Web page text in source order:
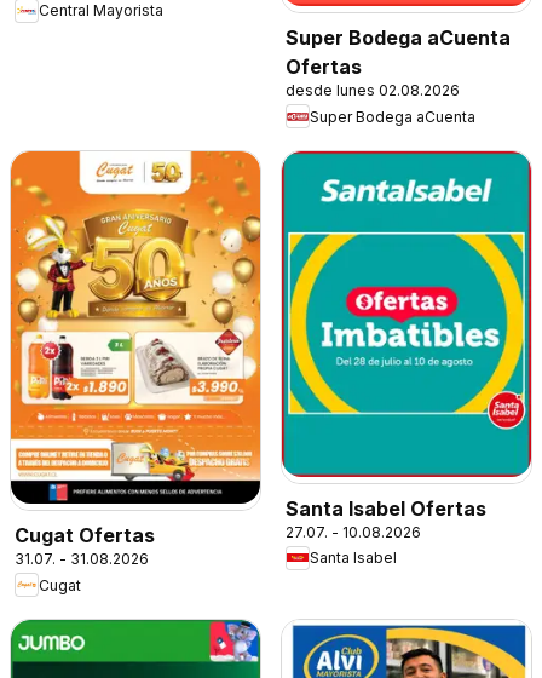
Central Mayorista
Super Bodega aCuenta
Ofertas
desde lunes 02.08.2026
Super Bodega aCuenta
Cugat Ofertas
31.07. - 31.08.2026
Cugat
Santa Isabel Ofertas
27.07. - 10.08.2026
Santa Isabel